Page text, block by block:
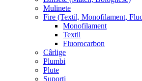
Mulinete
Fire (Textil, Monofilament,
Monofilament
Textil
Fluorocarbon
Cârlige
Plumbi
Plute
Suporți